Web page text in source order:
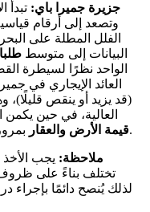
جزيرة جميرا باي: تبدأ
وتصعد إلى أرقام
الفلل المطلة على
البيانات إلى متوسط طلبات
الواحد نظرًا لسيطرة
العائد الإيجاري في
(قد يزيد أو ينقص قليلًا)،
العالية، في حين يكمن
قيمة الأرض والعقاربمرور الوقت في هذه الجزيرة النادرة.
ملاحظة: يجب الأخذ
تختلف بناءً على
لذلك يُنصح دائمًا بإجراء